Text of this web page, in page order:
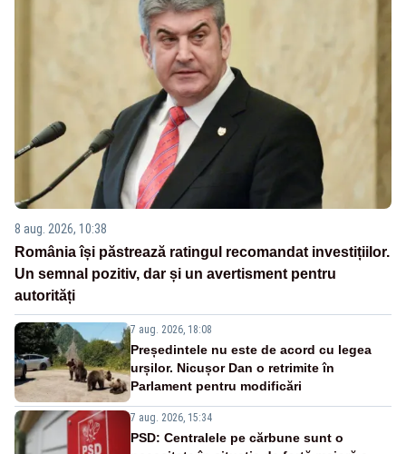
8 aug. 2026, 10:38
România își păstrează ratingul recomandat investițiilor.
Un semnal pozitiv, dar și un avertisment pentru
autorități
7 aug. 2026, 18:08
Președintele nu este de acord cu legea
urșilor. Nicușor Dan o retrimite în
Parlament pentru modificări
7 aug. 2026, 15:34
PSD: Centralele pe cărbune sunt o